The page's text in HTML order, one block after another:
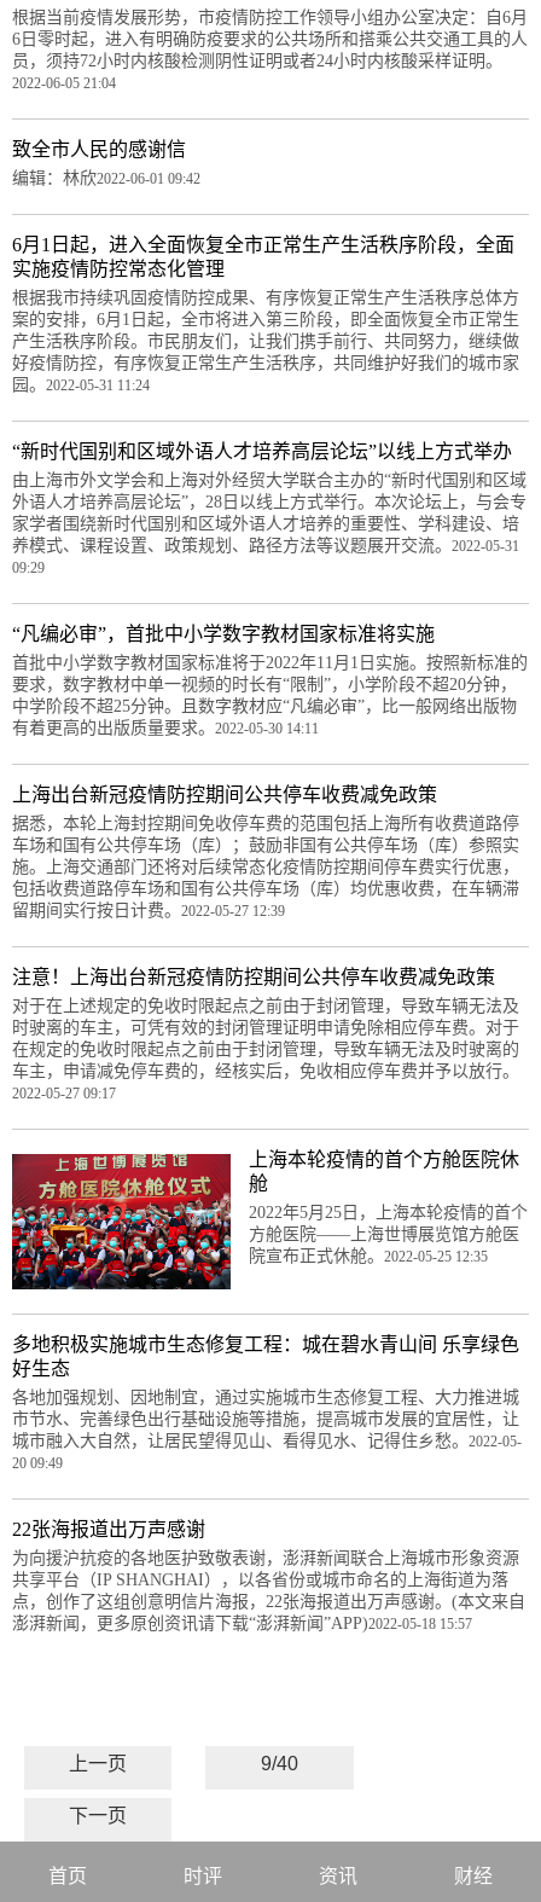
根据当前疫情发展形势，市疫情防控工作领导小组办公室决定：自6月
6日零时起，进入有明确防疫要求的公共场所和搭乘公共交通工具的人
员，须持72小时内核酸检测阴性证明或者24小时内核酸采样证明。
2022-06-05 21:04
致全市人民的感谢信
编辑：林欣2022-06-01 09:42
6月1日起，进入全面恢复全市正常生产生活秩序阶段，全面
实施疫情防控常态化管理
根据我市持续巩固疫情防控成果、有序恢复正常生产生活秩序总体方
案的安排，6月1日起，全市将进入第三阶段，即全面恢复全市正常生
产生活秩序阶段。市民朋友们，让我们携手前行、共同努力，继续做
好疫情防控，有序恢复正常生产生活秩序，共同维护好我们的城市家
园。 2022-05-31 11:24
“新时代国别和区域外语人才培养高层论坛”以线上方式举办
由上海市外文学会和上海对外经贸大学联合主办的“新时代国别和区域
外语人才培养高层论坛”，28日以线上方式举行。本次论坛上，与会专
家学者围绕新时代国别和区域外语人才培养的重要性、学科建设、培
养模式、课程设置、政策规划、路径方法等议题展开交流。 2022-05-31
09:29
“凡编必审”，首批中小学数字教材国家标准将实施
首批中小学数字教材国家标准将于2022年11月1日实施。按照新标准的
要求，数字教材中单一视频的时长有“限制”，小学阶段不超20分钟，
中学阶段不超25分钟。且数字教材应“凡编必审”，比一般网络出版物
有着更高的出版质量要求。 2022-05-30 14:11
上海出台新冠疫情防控期间公共停车收费减免政策
据悉，本轮上海封控期间免收停车费的范围包括上海所有收费道路停
车场和国有公共停车场（库）；鼓励非国有公共停车场（库）参照实
施。上海交通部门还将对后续常态化疫情防控期间停车费实行优惠，
包括收费道路停车场和国有公共停车场（库）均优惠收费，在车辆滞
留期间实行按日计费。 2022-05-27 12:39
注意！上海出台新冠疫情防控期间公共停车收费减免政策
对于在上述规定的免收时限起点之前由于封闭管理，导致车辆无法及
时驶离的车主，可凭有效的封闭管理证明申请免除相应停车费。对于
在规定的免收时限起点之前由于封闭管理，导致车辆无法及时驶离的
车主，申请减免停车费的，经核实后，免收相应停车费并予以放行。
2022-05-27 09:17
上海本轮疫情的首个方舱医院休
舱
2022年5月25日，上海本轮疫情的首个
方舱医院——上海世博展览馆方舱医
院宣布正式休舱。 2022-05-25 12:35
多地积极实施城市生态修复工程：城在碧水青山间 乐享绿色
好生态
各地加强规划、因地制宜，通过实施城市生态修复工程、大力推进城
市节水、完善绿色出行基础设施等措施，提高城市发展的宜居性，让
城市融入大自然，让居民望得见山、看得见水、记得住乡愁。 2022-05-
20 09:49
22张海报道出万声感谢
为向援沪抗疫的各地医护致敬表谢，澎湃新闻联合上海城市形象资源
共享平台（IP SHANGHAI），以各省份或城市命名的上海街道为落
点，创作了这组创意明信片海报，22张海报道出万声感谢。(本文来自
澎湃新闻，更多原创资讯请下载“澎湃新闻”APP)2022-05-18 15:57
上一页 9/40
下一页
首页 时评 资讯 财经